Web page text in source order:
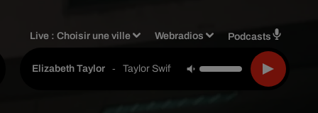
Live :Choisir une ville Webradios Podcasts
Elizabeth Taylor - Taylor Swift